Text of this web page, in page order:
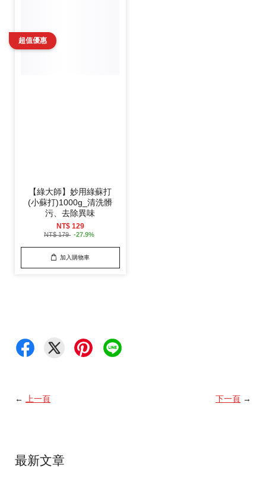
【綠大師】妙用綠蘇打
(小蘇打)1000g_清洗髒
污、去除異味
NT$ 129
NT$ 179 -27.9%
加入購物車
← 上一頁 下一頁 →
最新文章